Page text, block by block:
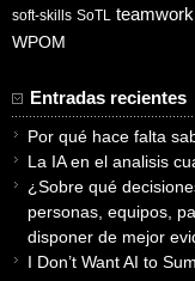
soft-skills SoTL teamwork
WPOM
Entradas recientes
Por qué hace falta
La IA en el analisis
¿Sobre qué
personas, equipos,
disponer de mejor
I Don’t Want AI to